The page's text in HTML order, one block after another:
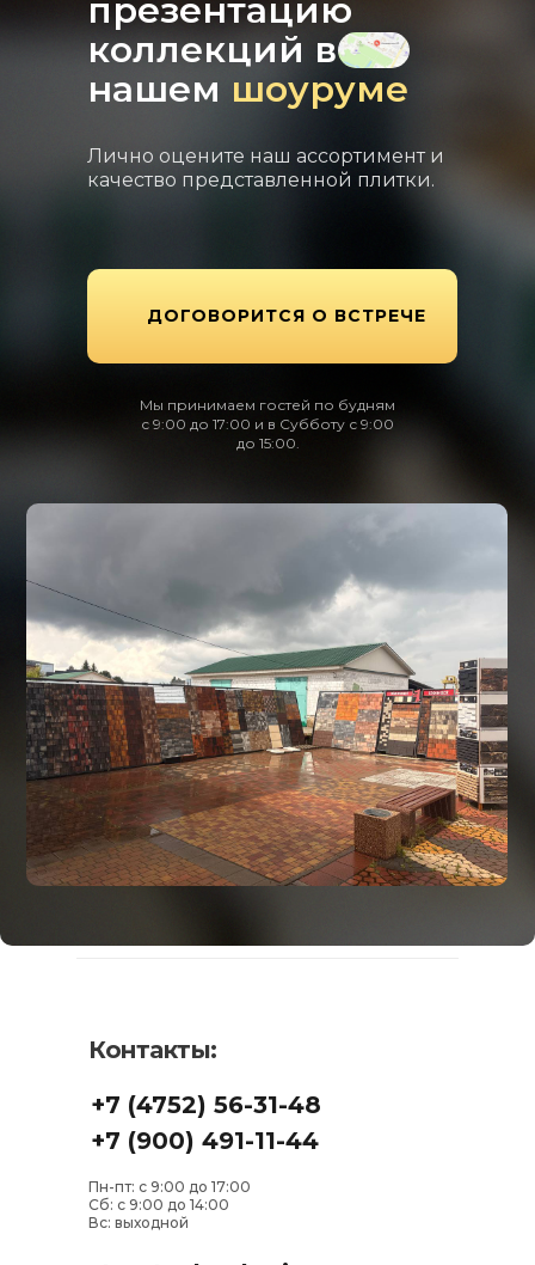
Лично оцените наш ассортимент и
качество представленной плитки.
презентацию
коллекций в
нашем шоуруме
ДОГОВОРИТСЯ О ВСТРЕЧЕ
Мы принимаем гостей по будням
с 9:00 до 17:00 и в Субботу с 9:00
до 15:00.
Пн-пт: с 9:00 до 17:00
Сб: с 9:00 до 14:00
Вс: выходной
+7 (4752) 56-31-48
Контакты:
+7 (900) 491-11-44